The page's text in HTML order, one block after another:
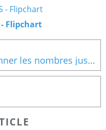
Flipchart
CP-Ce1 comparer et ordonner les nombres jusqu'à 30.